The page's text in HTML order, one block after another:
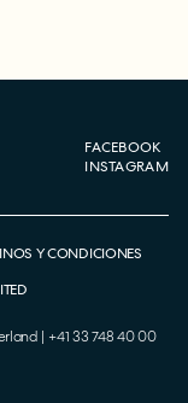
FACEBOOK
INSTAGRAM
Y CONDICIONES
| +41 33 748 40 00